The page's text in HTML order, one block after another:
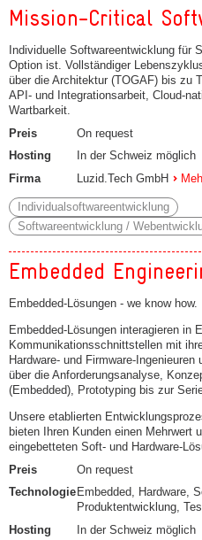
Mission-Critical
Individuelle Softwareentwicklung für
Option ist. Vollständiger
über die Architektur (TOGAF) bis zu
API- und Integrationsarbeit, Cloud-
Wartbarkeit.
Preis
On request
Hosting
In der Schweiz möglich
Firma
Luzid.Tech GmbH
Individualsoftwareentwicklung
Softwareentwicklung /
Embedded
Embedded-Lösungen - we know how.
Embedded-Lösungen interagieren in
Kommunikationsschnittstellen mit
Hardware- und Firmware-
über die Anforderungsanalyse,
(Embedded), Prototyping bis zur
Unsere etablierten
bieten Ihren Kunden einen Mehrwert
eingebetteten Soft- und Hardware-
Preis
On request
Technologie Embedded, Hardware,
Produktentwicklung,
Hosting
In der Schweiz möglich